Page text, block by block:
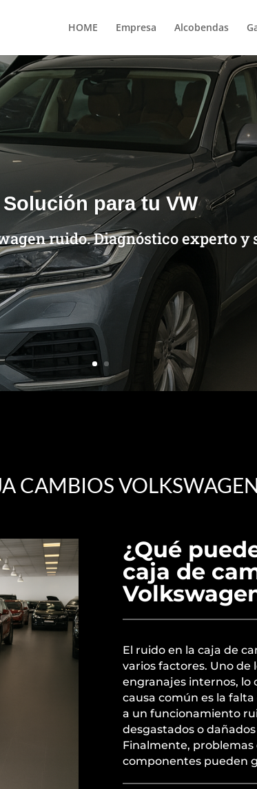
HOME Empresa Alcobendas
Solución para tu VW
ruido. Diagnóstico experto
CAMBIOS
¿Qué
caja de
El ruido en la caja de
varios factores. Uno de
engranajes internos, lo
causa común es la
a un funcionamiento
desgastados o
Finalmente, problemas
componentes pueden